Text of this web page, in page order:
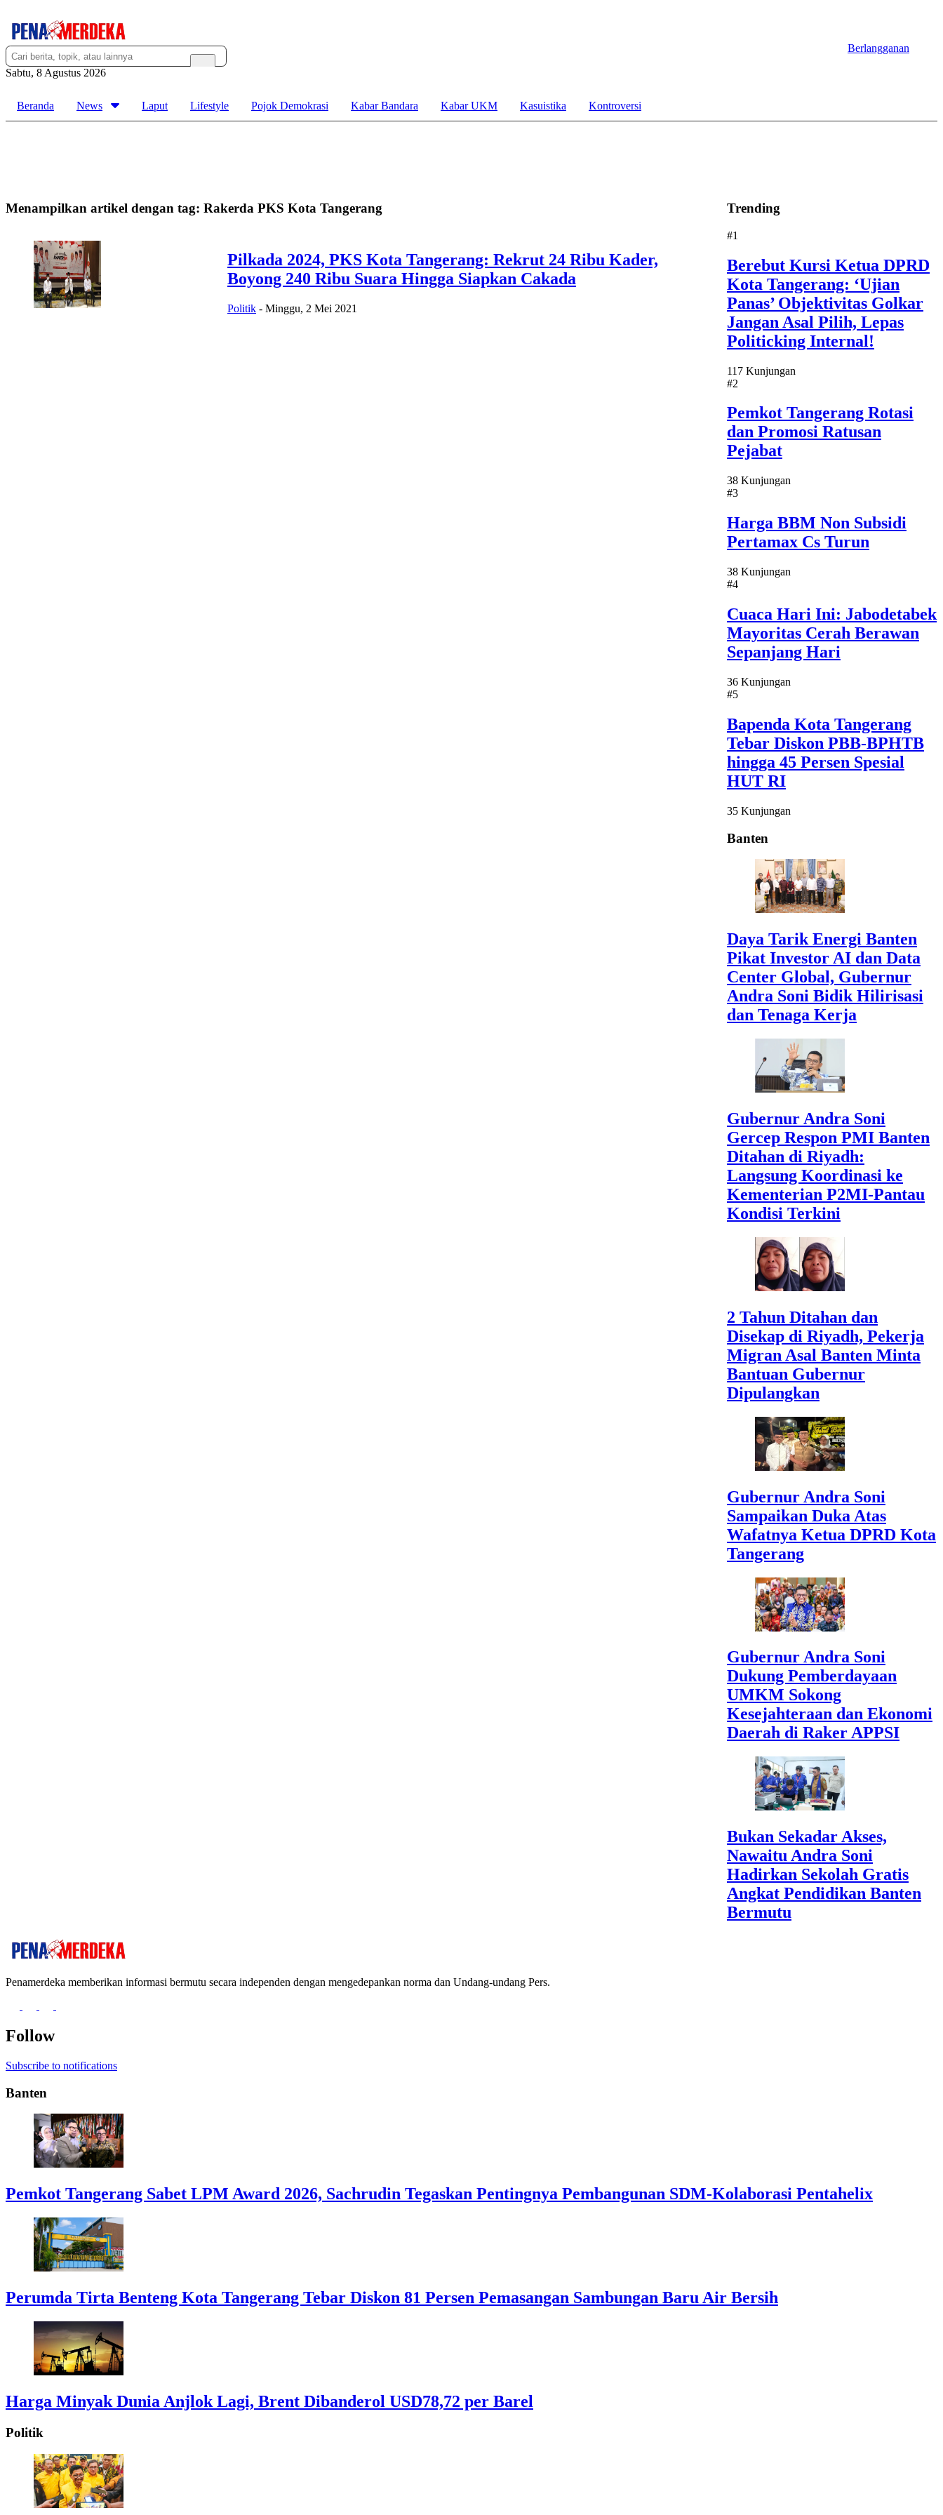
Sabtu, 8 Agustus 2026
Berlangganan
Beranda News Laput Lifestyle Pojok Demokrasi Kabar Bandara Kabar UKM Kasuistika Kontroversi
Menampilkan artikel dengan tag: Rakerda PKS Kota Tangerang
Pilkada 2024, PKS Kota Tangerang: Rekrut 24 Ribu Kader,
Boyong 240 Ribu Suara Hingga Siapkan Cakada
Politik - Minggu, 2 Mei 2021
Trending
#1
Berebut Kursi Ketua DPRD
Kota Tangerang: ‘Ujian
Panas’ Objektivitas Golkar
Jangan Asal Pilih, Lepas
Politicking Internal!
117 Kunjungan
#2
Pemkot Tangerang Rotasi
dan Promosi Ratusan
Pejabat
38 Kunjungan
#3
Harga BBM Non Subsidi
Pertamax Cs Turun
38 Kunjungan
#4
Cuaca Hari Ini: Jabodetabek
Mayoritas Cerah Berawan
Sepanjang Hari
36 Kunjungan
#5
Bapenda Kota Tangerang
Tebar Diskon PBB-BPHTB
hingga 45 Persen Spesial
HUT RI
35 Kunjungan
Banten
Daya Tarik Energi Banten
Pikat Investor AI dan Data
Center Global, Gubernur
Andra Soni Bidik Hilirisasi
dan Tenaga Kerja
Gubernur Andra Soni
Gercep Respon PMI Banten
Ditahan di Riyadh:
Langsung Koordinasi ke
Kementerian P2MI-Pantau
Kondisi Terkini
2 Tahun Ditahan dan
Disekap di Riyadh, Pekerja
Migran Asal Banten Minta
Bantuan Gubernur
Dipulangkan
Gubernur Andra Soni
Sampaikan Duka Atas
Wafatnya Ketua DPRD Kota
Tangerang
Gubernur Andra Soni
Dukung Pemberdayaan
UMKM Sokong
Kesejahteraan dan Ekonomi
Daerah di Raker APPSI
Bukan Sekadar Akses,
Nawaitu Andra Soni
Hadirkan Sekolah Gratis
Angkat Pendidikan Banten
Bermutu
Penamerdeka memberikan informasi bermutu secara independen dengan mengedepankan norma dan Undang-undang Pers.
Follow
Subscribe to notifications
Banten
Pemkot Tangerang Sabet LPM Award 2026, Sachrudin Tegaskan Pentingnya Pembangunan SDM-Kolaborasi Pentahelix
Perumda Tirta Benteng Kota Tangerang Tebar Diskon 81 Persen Pemasangan Sambungan Baru Air Bersih
Harga Minyak Dunia Anjlok Lagi, Brent Dibanderol USD78,72 per Barel
Politik